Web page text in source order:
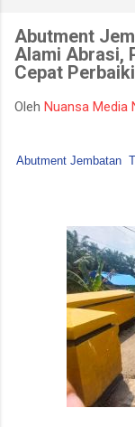
bencana asap
terjadi pada musim
oleh unsur TNI,
Kebakaran, instansi
Karhutla, mulai dari
personel dan
Abutment
Alami Abrasi,
Cepat Perbaiki
Oleh Nuansa Media
Abutment Jembatan